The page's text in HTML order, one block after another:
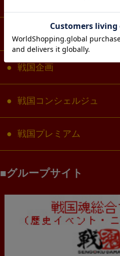
戦国アートグッズ
戦国企画
戦国コンシェルジュ
戦国プレミアム
グループサイト